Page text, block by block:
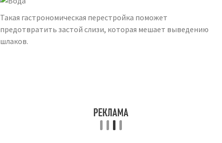
Такая гастрономическая перестройка поможет
предотвратить застой слизи, которая мешает выведению
шлаков.